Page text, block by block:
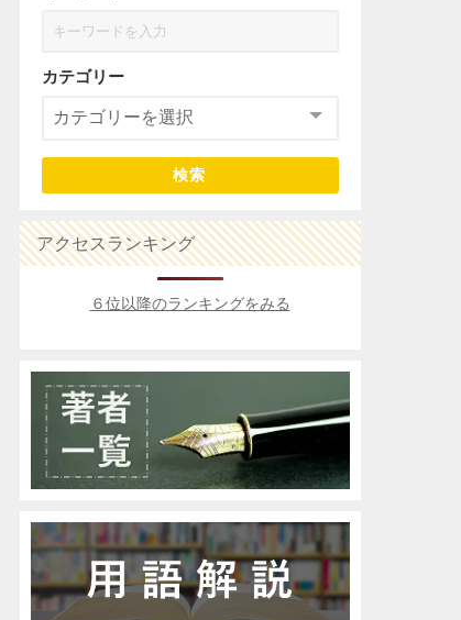
カテゴリー
検索
アクセスランキング
６位以降のランキングをみる